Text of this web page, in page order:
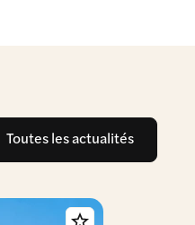
Toutes les actualités